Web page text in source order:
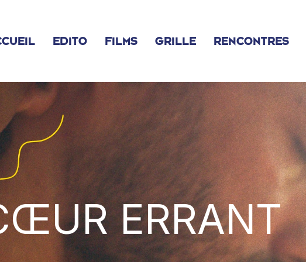
EDITO FILMS GRILLE RENCONTRES
ERRANT